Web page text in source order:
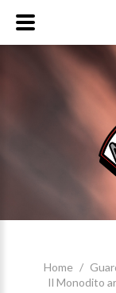
Home /
Il Monodito